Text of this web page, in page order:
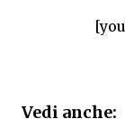
Vedi anche: